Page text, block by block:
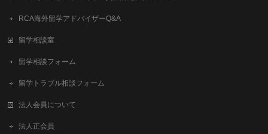
RCA海外留学アドバイザーQ&A
留学相談室
留学相談フォーム
留学トラブル相談フォーム
法人会員について
法人正会員